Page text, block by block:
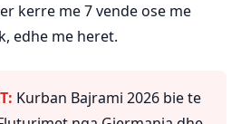
kerre me 7 vende ose me
edhe me heret.
Kurban Bajrami 2026 bie te